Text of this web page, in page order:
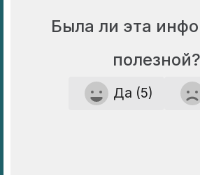
Была ли эта
полезной?
Да (5)